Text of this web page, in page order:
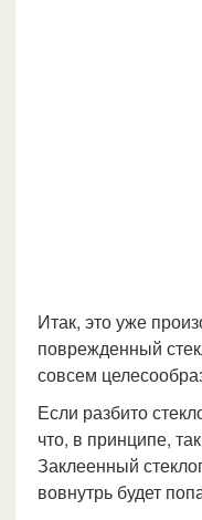
Итак, это уже
поврежденный
совсем
Если разбито
что, в принципе,
Заклеенный
вовнутрь будет